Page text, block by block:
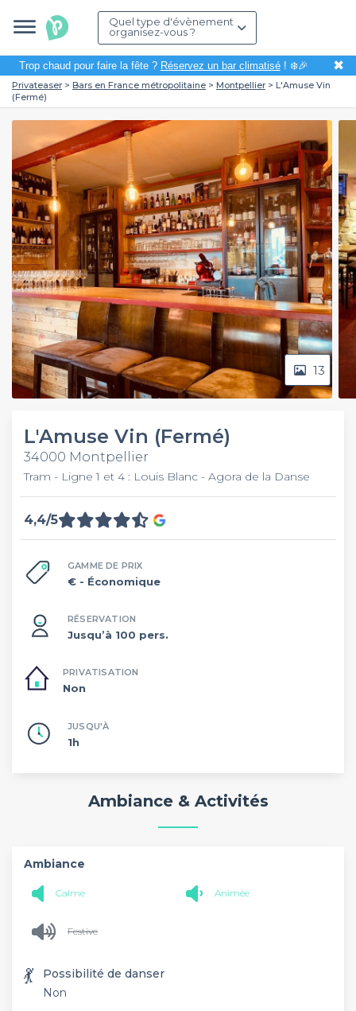
Quel type d'évènement
organisez-vous ?
Trop chaud pour faire la fête ? Réservez un bar climatisé! ❄️🎉 ✖
Privateaser Bars en France métropolitaine Montpellier
L'Amuse Vin
(Fermé)
13
L'Amuse Vin (Fermé)
34000 Montpellier
Tram - Ligne 1 et 4 : Louis Blanc - Agora de la Danse
4,4/5
GAMME DE PRIX
€ - Économique
RÉSERVATION
Jusqu’à 100 pers.
PRIVATISATION
Non
JUSQU'À
1h
Ambiance & Activités
Ambiance
Calme Animée
Festive
💃
Possibilité de danser
Non